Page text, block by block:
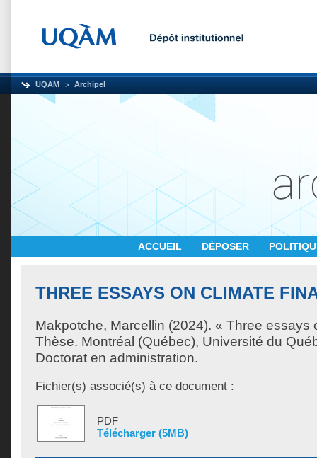
UQAM Archipel
ACCUEIL DÉPOSER
THREE ESSAYS ON CLIMATE
Makpotche, Marcellin (2024). « Three essays
Thèse. Montréal (Québec), Université du
Doctorat en administration.
Fichier(s) associé(s) à ce document :
PDF
Télécharger (5MB)